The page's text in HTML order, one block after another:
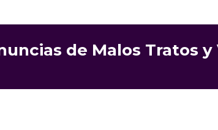
de Malos Tratos